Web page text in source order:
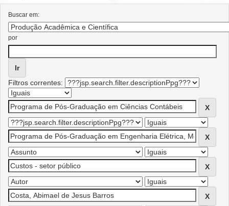
Buscar em:
por
Filtros correntes: